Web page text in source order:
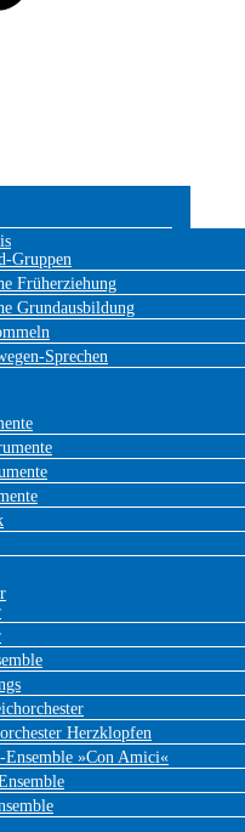
Gruppen
Früherziehung
Grundausbildung
Sprechen
Herzklopfen
Ensemble »Con Amici«